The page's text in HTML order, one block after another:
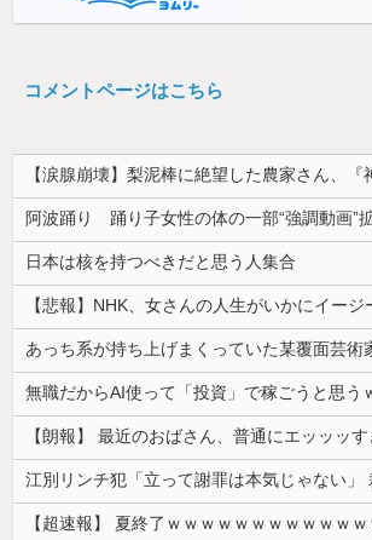
コメントページはこちら
阿波踊り 踊り子女性の体の一部“強調動画”
日本は核を持つべきだと思う人集合
無職だからAI使って「投資」で稼ごうと思う